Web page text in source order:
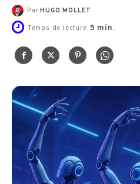
Par HUGO MOLLET
Temps de lecture 5 min.